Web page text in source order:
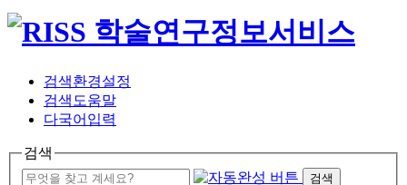
검색환경설정
검색도움말
다국어입력
검색
검색